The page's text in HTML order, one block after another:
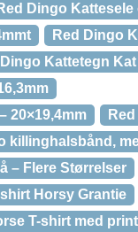
Dingo Kattesele
Red Dingo
Dingo Kattetegn
20×19,4mm
killinghalsbånd,
– Flere Størrelser
Horsy Grantie
T-shirt med